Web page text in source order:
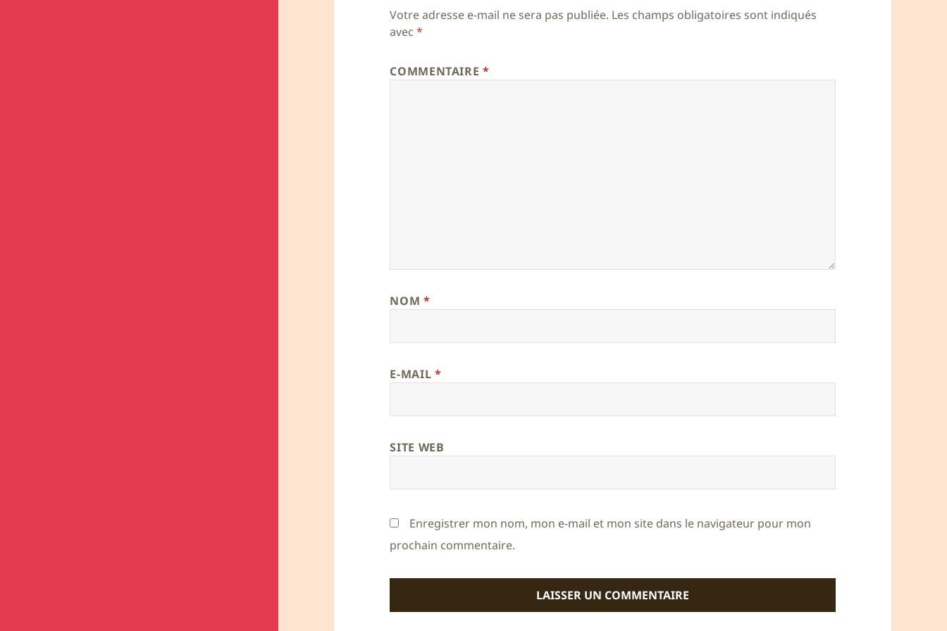
Votre adresse e-mail ne sera pas publiée. Les champs obligatoires sont indiqués
avec*
COMMENTAIRE*
NOM *
E-MAIL *
SITE WEB
Enregistrer mon nom, mon e-mail et mon site dans le navigateur pour mon
prochain commentaire.